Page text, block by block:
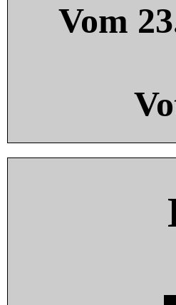
Vom